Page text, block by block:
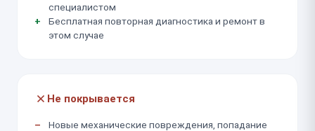
специалистом
Бесплатная повторная диагностика и ремонт в
этом случае
Не покрывается
Новые механические повреждения, попадание